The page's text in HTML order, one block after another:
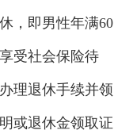
，即男性年满60
受社会保险待
理退休手续并领
或退休金领取证